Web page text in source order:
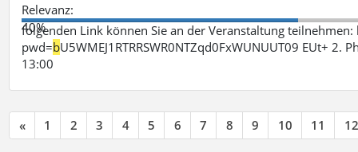
Relevanz:
40%
folgenden Link können Sie an der Veranstaltung
pwd=bU5WMEJ1RTRRSWR0NTZqd0FxWUNUUT09 EUt+
13:00
« 1 2 3 4 5 6 7 8 9 10 11 12